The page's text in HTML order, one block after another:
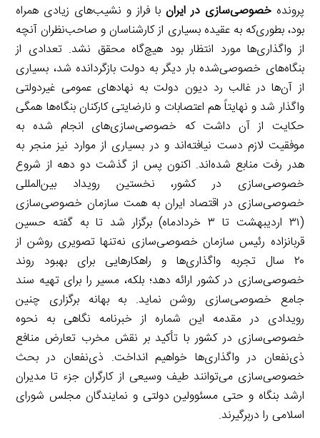
پروندهخصوصی‌سازی در ایران با فراز و نشیب‌های زیادی همراه
بود، بطوری‌که به عقیده بسیاری از کارشناسان و صاحب‌نظران آنچه
از واگذاری‌ها مورد انتظار بود هیچ‌گاه محقق نشد. تعدادی از
بنگاه‌های خصوصی‌شده بار دیگر به دولت بازگردانده شد، بسیاری
از آن‌ها در غالب رد دیون دولت به نهادهای عمومی غیردولتی
واگذار شد و نهایتاً هم اعتصابات و نارضایتی کارکنان بنگاه‌ها همگی
حکایت از آن داشت که خصوصی‌سازی‌های انجام شده به
موفقیت لازم دست نیافته‌اند و در بسیاری از موارد نیز منجر به
هدر رفت منابع شده‌اند. اکنون پس از گذشت دو دهه از شروع
خصوصی‌سازی در کشور، نخستین رویداد بین‌المللی
خصوصی‌سازی در اقتصاد ایران به همت سازمان خصوصی‌سازی
(۳۱ اردیبهشت تا ۳ خردادماه) برگزار شد تا به گفته حسین
قربانزاده رئیس سازمان خصوصی‌سازی نه‌تنها تصویری روشن از
۲۰ سال تجربه واگذاری‌ها و راهکارهایی برای بهبود روند
خصوصی‌سازی در کشور ارائه دهد؛ بلکه، مسیر را برای تهیه سند
جامع خصوصی‌سازی روشن نماید. به بهانه برگزاری چنین
رویدادی در مقدمه این شماره از خبرنامه نگاهی به نحوه
خصوصی‌سازی در کشور با تأکید بر نقش مخرب تعارض منافع
ذی‌نفعان در واگذاری‌ها خواهیم انداخت. ذی‌نفعان در بحث
خصوصی‌سازی می‌توانند طیف وسیعی از کارگران جزء تا مدیران
ارشد بنگاه و حتی مسئوولین دولتی و نمایندگان مجلس شورای
اسلامی را دربرگیرند.